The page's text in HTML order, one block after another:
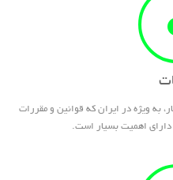
به ویژه در ایران که قوانین و مقررات
دارای اهمیت بسیار است.